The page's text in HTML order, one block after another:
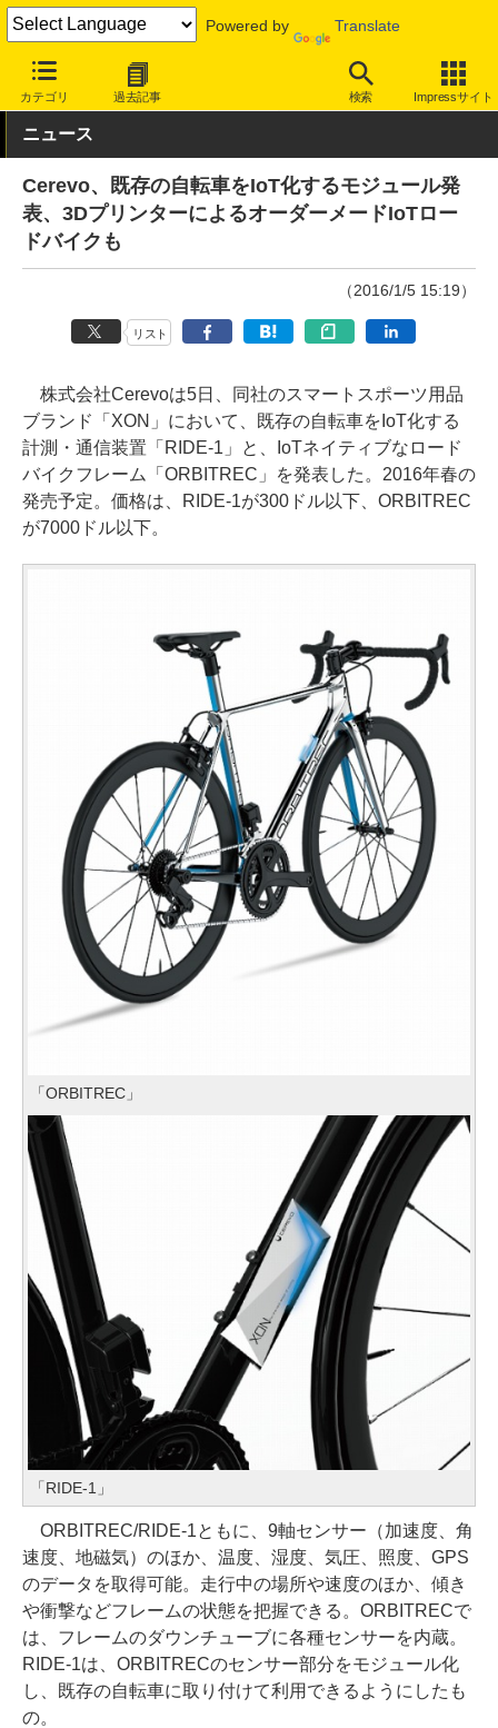
Powered by Translate
カテゴリ 過去記事 検索 Impressサイト
INTERNET Watch トピック
ニュース
Cerevo、既存の自転車をIoT化するモジュール発
表、3DプリンターによるオーダーメードIoTロー
ドバイクも
（2016/1/5 15:19）
リスト
株式会社Cerevoは5日、同社のスマートスポーツ用品
ブランド「XON」において、既存の自転車をIoT化する
計測・通信装置「RIDE-1」と、IoTネイティブなロード
バイクフレーム「ORBITREC」を発表した。2016年春の
発売予定。価格は、RIDE-1が300ドル以下、ORBITREC
が7000ドル以下。
「ORBITREC」
「RIDE-1」
ORBITREC/RIDE-1ともに、9軸センサー（加速度、角
速度、地磁気）のほか、温度、湿度、気圧、照度、GPS
のデータを取得可能。走行中の場所や速度のほか、傾き
や衝撃などフレームの状態を把握できる。ORBITRECで
は、フレームのダウンチューブに各種センサーを内蔵。
RIDE-1は、ORBITRECのセンサー部分をモジュール化
し、既存の自転車に取り付けて利用できるようにしたも
の。